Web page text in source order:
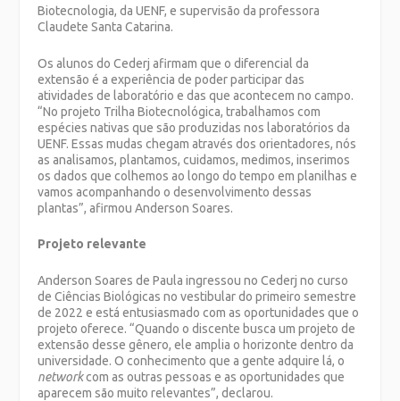
Biotecnologia, da UENF, e supervisão da professora
Claudete Santa Catarina.
Os alunos do Cederj afirmam que o diferencial da
extensão é a experiência de poder participar das
atividades de laboratório e das que acontecem no campo.
“No projeto Trilha Biotecnológica, trabalhamos com
espécies nativas que são produzidas nos laboratórios da
UENF. Essas mudas chegam através dos orientadores, nós
as analisamos, plantamos, cuidamos, medimos, inserimos
os dados que colhemos ao longo do tempo em planilhas e
vamos acompanhando o desenvolvimento dessas
plantas”, afirmou Anderson Soares.
Projeto relevante
Anderson Soares de Paula ingressou no Cederj no curso
de Ciências Biológicas no vestibular do primeiro semestre
de 2022 e está entusiasmado com as oportunidades que o
projeto oferece. “Quando o discente busca um projeto de
extensão desse gênero, ele amplia o horizonte dentro da
universidade. O conhecimento que a gente adquire lá, o
networkcom as outras pessoas e as oportunidades que
aparecem são muito relevantes”, declarou.